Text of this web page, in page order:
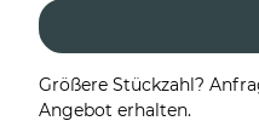
Größere Stückzahl?
Angebot erhalten.